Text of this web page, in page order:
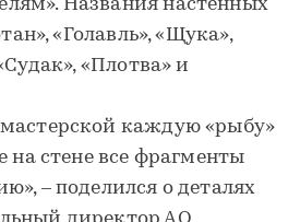
Названия настенных
«Голавль», «Щука»,
«Плотва» и
каждую «рыбу»
на стене все фрагменты
– поделился о деталях